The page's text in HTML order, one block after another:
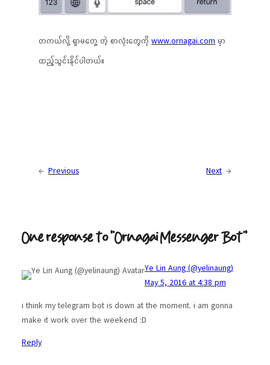
တကယ်လို့ ရှာမတွေ့ တဲ့ စာလုံးတွေကို www.ornagai.com မှာ
ထည့်သွင်းနိုင်ပါတယ်။
← Previous Next →
One response to “Ornagai Messenger Bot”
Ye Lin Aung (@yelinaung)
May 5, 2016 at 4:38 pm
i think my telegram bot is down at the moment. i am gonna
make it work over the weekend :D
Reply